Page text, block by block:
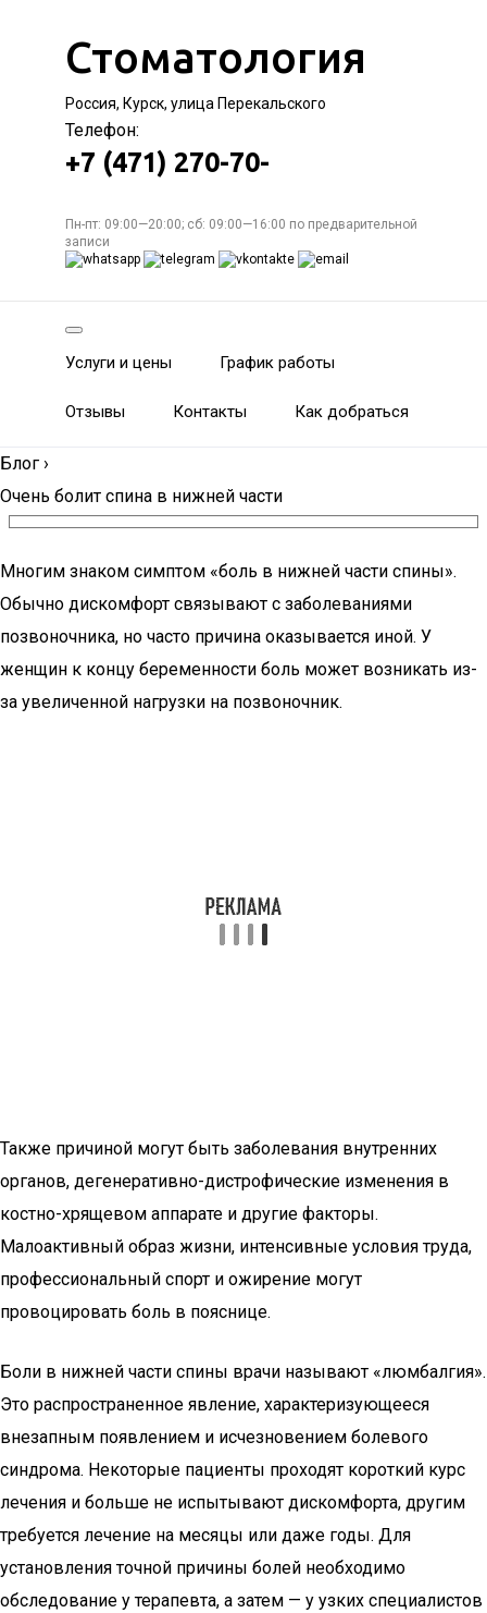
Стоматология
Россия, Курск, улица Перекальского
Телефон:
+7 (471) 270-70-
Пн-пт: 09:00—20:00; сб: 09:00—16:00 по предварительной
записи
Услуги и цены График работы
Отзывы Контакты Как добраться
Блог ›
Очень болит спина в нижней части
Многим знаком симптом «боль в нижней части спины».
Обычно дискомфорт связывают с заболеваниями
позвоночника, но часто причина оказывается иной. У
женщин к концу беременности боль может возникать из-
за увеличенной нагрузки на позвоночник.
Также причиной могут быть заболевания внутренних
органов, дегенеративно-дистрофические изменения в
костно-хрящевом аппарате и другие факторы.
Малоактивный образ жизни, интенсивные условия труда,
профессиональный спорт и ожирение могут
провоцировать боль в пояснице.
Боли в нижней части спины врачи называют «люмбалгия».
Это распространенное явление, характеризующееся
внезапным появлением и исчезновением болевого
синдрома. Некоторые пациенты проходят короткий курс
лечения и больше не испытывают дискомфорта, другим
требуется лечение на месяцы или даже годы. Для
установления точной причины болей необходимо
обследование у терапевта, а затем — у узких специалистов